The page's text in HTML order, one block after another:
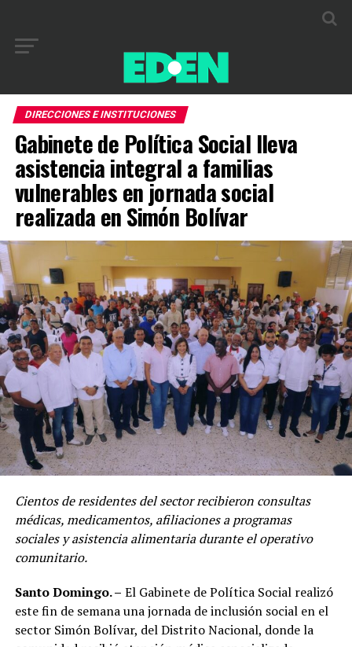
DIRECCIONES E INSTITUCIONES
Gabinete de Política Social lleva
asistencia integral a familias
vulnerables en jornada social
realizada en Simón Bolívar
Cientos de residentes del sector recibieron consultas
médicas, medicamentos, afiliaciones a programas
sociales y asistencia alimentaria durante el operativo
comunitario.
Santo Domingo. – El Gabinete de Política Social realizó
este fin de semana una jornada de inclusión social en el
sector Simón Bolívar, del Distrito Nacional, donde la